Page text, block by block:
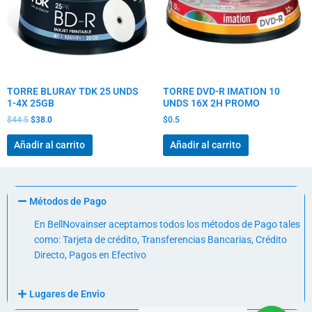
TORRE BLURAY TDK 25 UNDS
1-4X 25GB
$44.5 $38.0
Añadir al carrito
TORRE DVD-R IMATION 10
UNDS 16X 2H PROMO
$0.5
Añadir al carrito
Métodos de Pago
En BellNovainser aceptamos todos los métodos de Pago tales
como: Tarjeta de crédito, Transferencias Bancarias, Crédito
Directo, Pagos en Efectivo
Lugares de Envio